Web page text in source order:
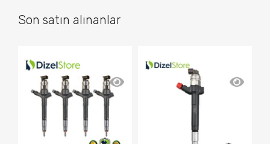
Son satın alınanlar